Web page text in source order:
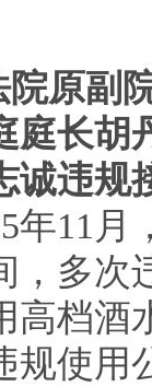
院原副
庭长胡
诚违规
年11
，多次
高档酒
规使用